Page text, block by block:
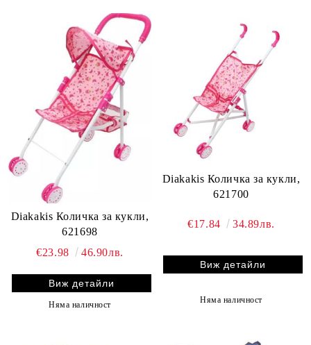
Diakakis Количка за кукли,
621698
€23.98
46.90лв.
Виж детайли
Няма наличност
Diakakis Количка за кукли,
621700
€17.84 34.89лв.
Виж детайли
Няма наличност